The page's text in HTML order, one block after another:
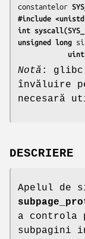
constantelor
#include
int
unsigned long
Notă : glibc
învăluire
necesară
DESCRIERE
Apelul de
a controla
subpagini